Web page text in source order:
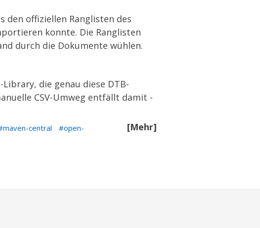
den offiziellen Ranglisten des
konnte. Die Ranglisten
durch die Dokumente wühlen.
Library, die genau diese DTB-
CSV-Umweg entfällt damit -
[Mehr]
maven-central
open-